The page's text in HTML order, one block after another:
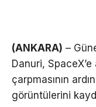
(ANKARA) –
Danuri,
çarpmasının
görüntülerini